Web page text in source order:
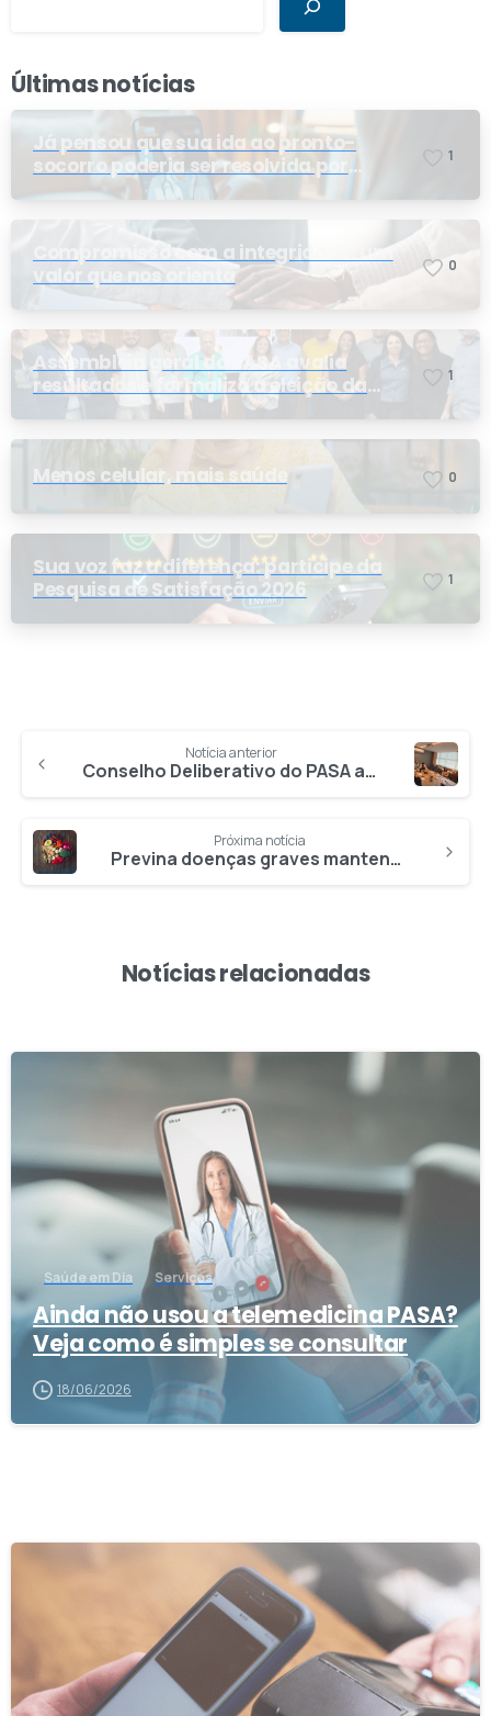
Últimas notícias
Já pensou que sua ida ao pronto-
socorro poderia ser resolvida por
telemedicina?
1
Compromisso com a integridade: um
valor que nos orienta
0
Assembleia geral do PASA avalia
resultados e formaliza a eleição da
nova conselheira
1
Menos celular, mais saúde 0
Sua voz faz a diferença: participe da
Pesquisa de Satisfação 2026
1
Notícia anterior
Conselho Deliberativo do PASA avalia cenários atuariais e avanços na gestão
Próxima notícia
Previna doenças graves mantendo seu colesterol sob controle
Notícias relacionadas
Saúde em Dia Serviços
Ainda não usou a telemedicina PASA?
Veja como é simples se consultar
18/06/2026